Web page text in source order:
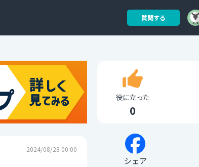
質問する
2024/08/28 00:00
役に立った
0
シェア